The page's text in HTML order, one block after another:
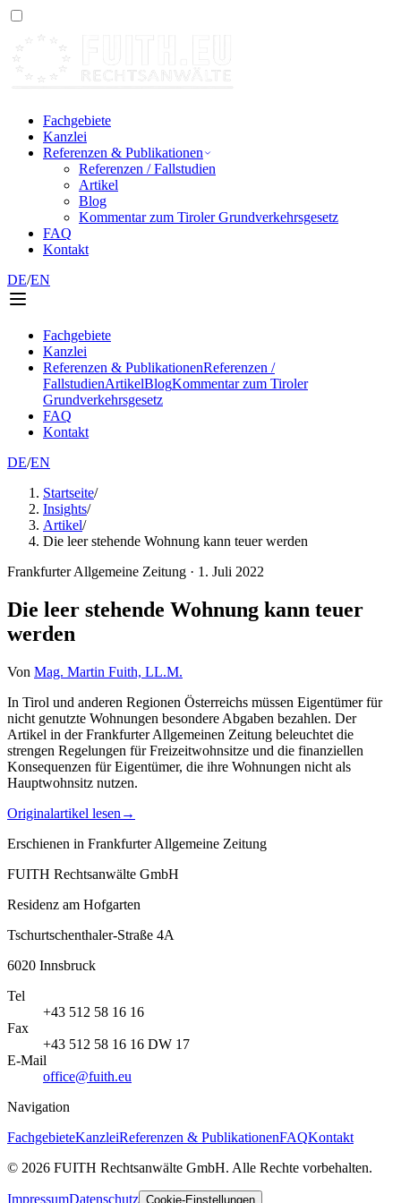
Fachgebiete
Kanzlei
Referenzen & Publikationen
Referenzen / Fallstudien
Artikel
Blog
Kommentar zum Tiroler Grundverkehrsgesetz
FAQ
Kontakt
DE/EN
Fachgebiete
Kanzlei
Referenzen & PublikationenReferenzen /
FallstudienArtikelBlogKommentar zum Tiroler
Grundverkehrsgesetz
FAQ
Kontakt
DE/EN
Startseite/
Insights/
Artikel/
Die leer stehende Wohnung kann teuer werden
Frankfurter Allgemeine Zeitung · 1. Juli 2022
Die leer stehende Wohnung kann teuer
werden
Von Mag. Martin Fuith, LL.M.
In Tirol und anderen Regionen Österreichs müssen Eigentümer für
nicht genutzte Wohnungen besondere Abgaben bezahlen. Der
Artikel in der Frankfurter Allgemeinen Zeitung beleuchtet die
strengen Regelungen für Freizeitwohnsitze und die finanziellen
Konsequenzen für Eigentümer, die ihre Wohnungen nicht als
Hauptwohnsitz nutzen.
Originalartikel lesen →
Erschienen in Frankfurter Allgemeine Zeitung
FUITH Rechtsanwälte GmbH
Residenz am Hofgarten
Tschurtschenthaler-Straße 4A
6020 Innsbruck
Tel
+43 512 58 16 16
Fax
+43 512 58 16 16 DW 17
E-Mail
office@fuith.eu
Navigation
FachgebieteKanzleiReferenzen & PublikationenFAQKontakt
© 2026 FUITH Rechtsanwälte GmbH. Alle Rechte vorbehalten.
ImpressumDatenschutz Cookie-Einstellungen